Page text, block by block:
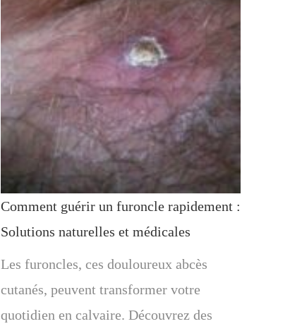
Comment guérir un furoncle rapidement :
Solutions naturelles et médicales
Les furoncles, ces douloureux abcès
cutanés, peuvent transformer votre
quotidien en calvaire. Découvrez des